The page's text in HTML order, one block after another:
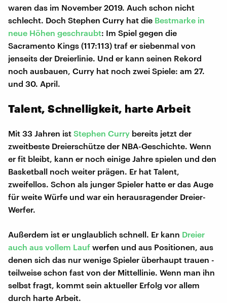
waren das im November 2019. Auch schon nicht
schlecht. Doch Stephen Curry hat die Bestmarke in
neue Höhen geschraubt: Im Spiel gegen die
Sacramento Kings (117:113) traf er siebenmal von
jenseits der Dreierlinie. Und er kann seinen Rekord
noch ausbauen, Curry hat noch zwei Spiele: am 27.
und 30. April.
Talent, Schnelligkeit, harte Arbeit
Mit 33 Jahren ist Stephen Curry bereits jetzt der
zweitbeste Dreierschütze der NBA-Geschichte. Wenn
er fit bleibt, kann er noch einige Jahre spielen und den
Basketball noch weiter prägen. Er hat Talent,
zweifellos. Schon als junger Spieler hatte er das Auge
für weite Würfe und war ein herausragender Dreier-
Werfer.
Außerdem ist er unglaublich schnell. Er kann Dreier
auch aus vollem Lauf werfen und aus Positionen, aus
denen sich das nur wenige Spieler überhaupt trauen -
teilweise schon fast von der Mittellinie. Wenn man ihn
selbst fragt, kommt sein aktueller Erfolg vor allem
durch harte Arbeit.